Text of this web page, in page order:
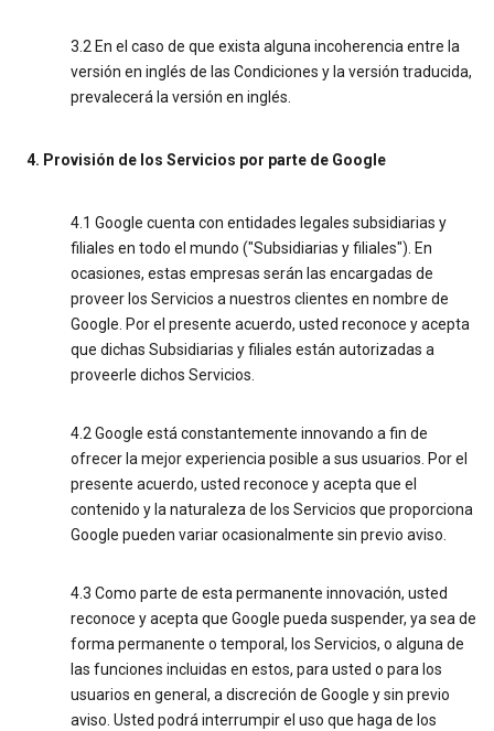
3.2 En el caso de que exista alguna incoherencia entre la
versión en inglés de las Condiciones y la versión traducida,
prevalecerá la versión en inglés.
4. Provisión de los Servicios por parte de Google
4.1 Google cuenta con entidades legales subsidiarias y
filiales en todo el mundo ("Subsidiarias y filiales"). En
ocasiones, estas empresas serán las encargadas de
proveer los Servicios a nuestros clientes en nombre de
Google. Por el presente acuerdo, usted reconoce y acepta
que dichas Subsidiarias y filiales están autorizadas a
proveerle dichos Servicios.
4.2 Google está constantemente innovando a fin de
ofrecer la mejor experiencia posible a sus usuarios. Por el
presente acuerdo, usted reconoce y acepta que el
contenido y la naturaleza de los Servicios que proporciona
Google pueden variar ocasionalmente sin previo aviso.
4.3 Como parte de esta permanente innovación, usted
reconoce y acepta que Google pueda suspender, ya sea de
forma permanente o temporal, los Servicios, o alguna de
las funciones incluidas en estos, para usted o para los
usuarios en general, a discreción de Google y sin previo
aviso. Usted podrá interrumpir el uso que haga de los